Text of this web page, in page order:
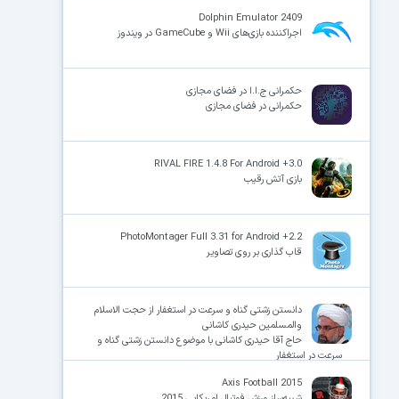
Dolphin Emulator 2409
اجراکننده بازی‌های Wii و GameCube در ویندوز
حکمرانی ج.ا.ا در فضای مجازی
حکمرانی در فضای مجازی
RIVAL FIRE 1.4.8 For Android +3.0
بازی آتش رقیب
PhotoMontager Full 3.31 for Android +2.2
قاب گذاری بر روی تصاویر
دانستن زشتی گناه و سرعت در استغفار از حجت الاسلام
والمسلمین حیدری کاشانی
حاج آقا حیدری کاشانی با موضوع دانستن زشتی گناه و
سرعت در استغفار
Axis Football 2015